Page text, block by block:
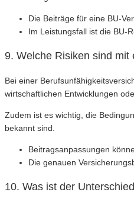
Die Beiträge für eine BU-
Im Leistungsfall ist die BU-
9. Welche Risiken sind
Bei einer
wirtschaftlichen Entwicklungen
Zudem ist es wichtig, die
bekannt sind.
Beitragsanpassungen
Die genauen
10. Was ist der